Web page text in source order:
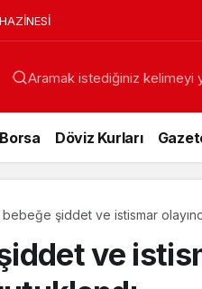
Aramak istediğiniz kelimeyi
Borsa Döviz Kurları
şiddet ve istismar
ve